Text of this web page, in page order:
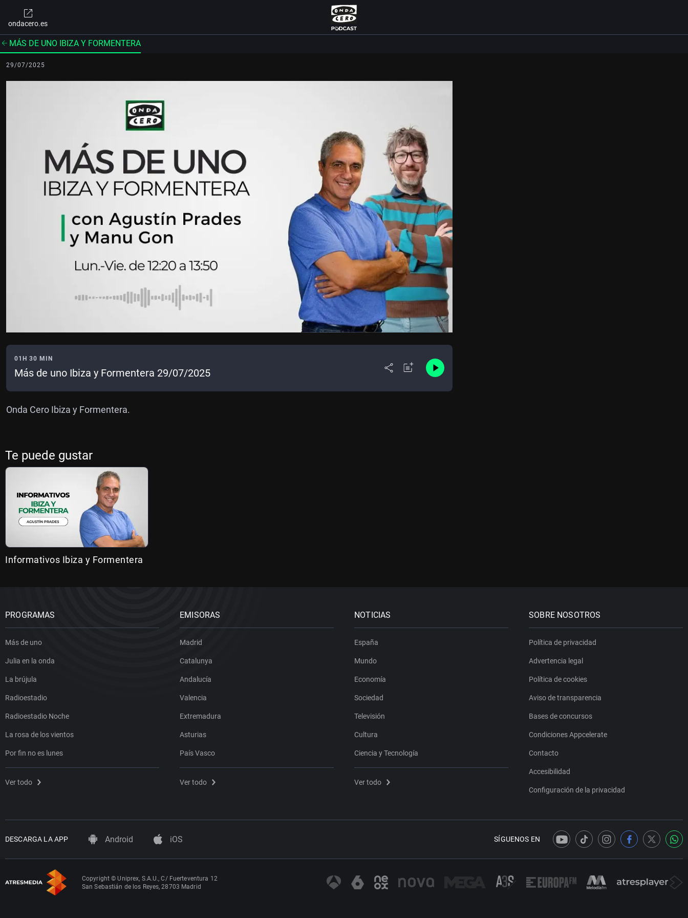
ondacero.es
MÁS DE UNO IBIZA Y FORMENTERA
29/07/2025
01H 30 MIN
Más de uno Ibiza y Formentera 29/07/2025
Onda Cero Ibiza y Formentera.
Te puede gustar
Informativos Ibiza y Formentera
PROGRAMAS
Más de uno
Julia en la onda
La brújula
Radioestadio
Radioestadio Noche
La rosa de los vientos
Por fin no es lunes
Ver todo
EMISORAS
Madrid
Catalunya
Andalucía
Valencia
Extremadura
Asturias
País Vasco
Ver todo
NOTICIAS
España
Mundo
Economía
Sociedad
Televisión
Cultura
Ciencia y Tecnología
Ver todo
SOBRE NOSOTROS
Política de privacidad
Advertencia legal
Política de cookies
Aviso de transparencia
Bases de concursos
Condiciones Appcelerate
Contacto
Accesibilidad
Configuración de la privacidad
DESCARGA LA APP Android iOS SÍGUENOS EN
Copyright © Uniprex, S.A.U., C/ Fuerteventura 12
San Sebastián de los Reyes, 28703 Madrid